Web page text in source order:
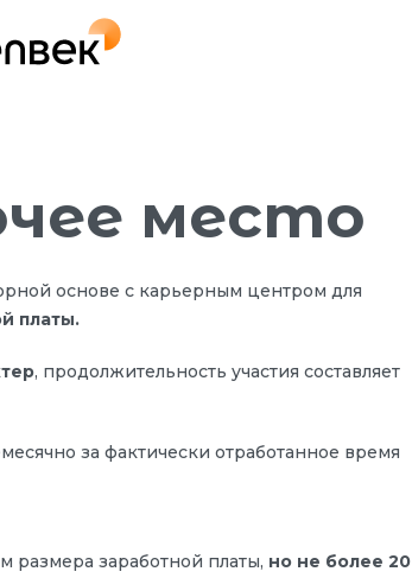
место
основе с карьерным центром для
платы.
, продолжительность участия составляет
за фактически отработанное время
размера заработной платы, но не более 20